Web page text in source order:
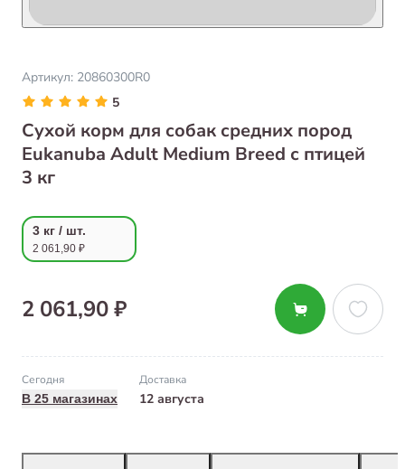
Артикул: 20860300R0
5
Сухой корм для собак средних пород
Eukanuba Adult Medium Breed с птицей
3 кг
3 кг / шт.
2 061,90 ₽
2 061,90 ₽
Сегодня
В 25 магазинах
Доставка
12 августа